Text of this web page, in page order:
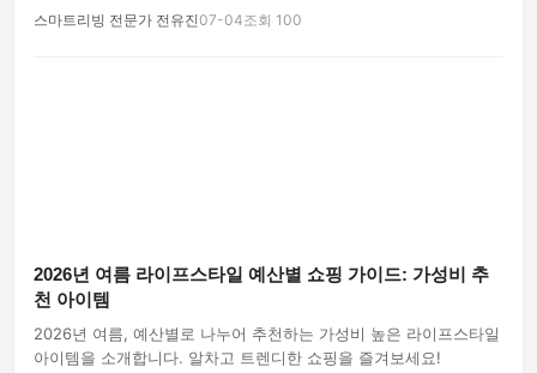
스마트리빙 전문가 전유진07-04조회 100
2026년 여름 라이프스타일 예산별 쇼핑 가이드: 가성비 추
천 아이템
2026년 여름, 예산별로 나누어 추천하는 가성비 높은 라이프스타일
아이템을 소개합니다. 알차고 트렌디한 쇼핑을 즐겨보세요!